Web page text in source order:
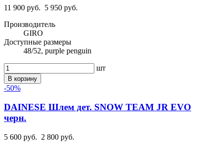
11 900 руб. 5 950 руб.
Производитель
GIRO
Доступные размеры
48/52, purple penguin
шт
В корзину
-50%
DAINESE Шлем дет. SNOW TEAM JR EVO
черн.
5 600 руб. 2 800 руб.